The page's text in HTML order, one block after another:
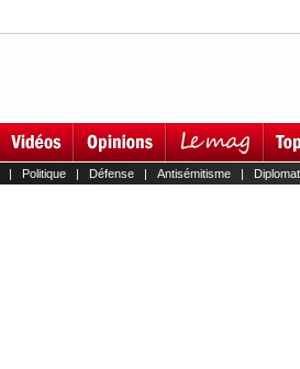
Politique| Défense| Antisémitisme|